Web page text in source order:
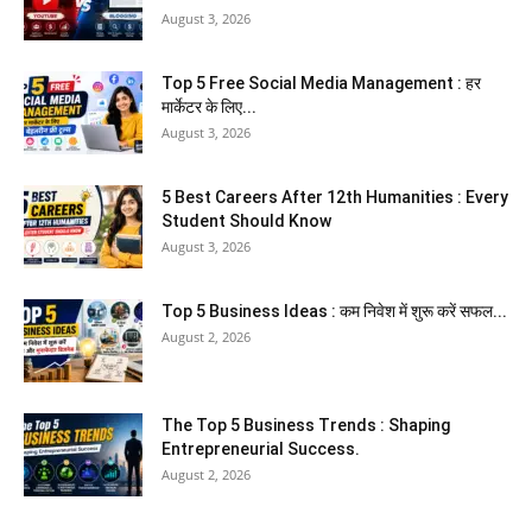
August 3, 2026
Top 5 Free Social Media Management : हर
मार्केटर के लिए...
August 3, 2026
5 Best Careers After 12th Humanities : Every
Student Should Know
August 3, 2026
Top 5 Business Ideas : कम निवेश में शुरू करें सफल...
August 2, 2026
The Top 5 Business Trends : Shaping
Entrepreneurial Success.
August 2, 2026